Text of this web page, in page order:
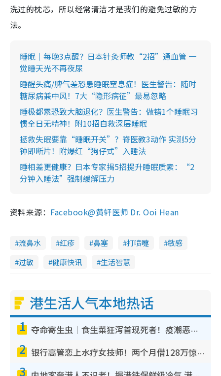
洗过的枕芯，所以经常清洁才是我们的避免过敏的方
法。
睡眠｜每晚3点醒？日本针灸师教“2招”通血管 一
觉睡天光不再夜尿
睡醒头痛/脾气差恐患睡眠窒息症！医生警告：随时
糖尿病兼中风！7大“隐形病征”最易忽略
睡极都累恐致大脑退化？医生警告：做错1个睡眠习
惯全日无精神！附10招自救深层睡眠
拯救失眠要靠“睡眠开关”？脊医教3动作 实测5分
钟即断片！附爆红“狗仔式”入睡法
睡相差更健康？日本专家揭5招提升睡眠质素：“2
分钟入睡法”强制缓解压力
资料来源： Facebook@黄轩医师 Dr. Ooi Hean
流鼻水 红疹 鼻塞 打喷嚏
敏感
过敏
健康快讯 生活智慧
港生活人气本地热话
1 夺命寄生虫｜食生菜狂泻首现死者！疫潮恶化录1.8万宗病例 揭洗菜3大谬误
2 银行高管恋上水疗女技师！两个月借128万惊觉“沉船”沉落火海 揭背后疑似邪教操控卖淫
3